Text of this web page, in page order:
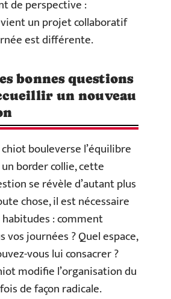
de perspective :
un projet collaboratif
est différente.
bonnes questions
un nouveau
chiot bouleverse l’équilibre
border collie, cette
se révèle d’autant plus
chose, il est nécessaire
habitudes : comment
vos journées ? Quel espace,
vous lui consacrer ?
modifie l’organisation du
de façon radicale.